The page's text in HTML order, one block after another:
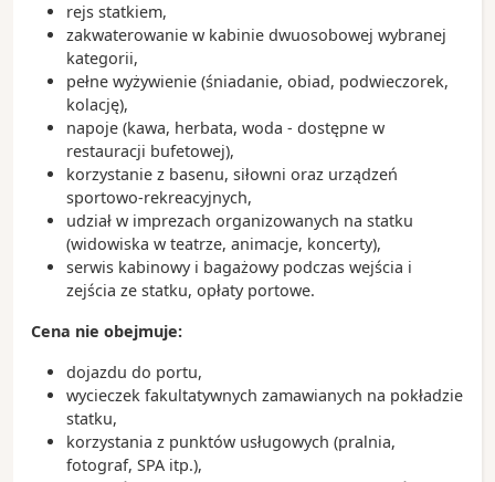
rejs statkiem,
zakwaterowanie w kabinie dwuosobowej wybranej
kategorii,
pełne wyżywienie (śniadanie, obiad, podwieczorek,
kolację),
napoje (kawa, herbata, woda - dostępne w
restauracji bufetowej),
korzystanie z basenu, siłowni oraz urządzeń
sportowo-rekreacyjnych,
udział w imprezach organizowanych na statku
(widowiska w teatrze, animacje, koncerty),
serwis kabinowy i bagażowy podczas wejścia i
zejścia ze statku, opłaty portowe.
Cena nie obejmuje:
dojazdu do portu,
wycieczek fakultatywnych zamawianych na pokładzie
statku,
korzystania z punktów usługowych (pralnia,
fotograf, SPA itp.),